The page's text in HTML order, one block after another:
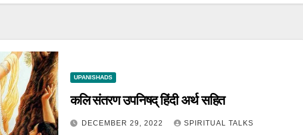
UPANISHADS
कलि संतरण उपनिषद् हिंदी अर्थ सहित
DECEMBER 29, 2022 SPIRITUAL TALKS